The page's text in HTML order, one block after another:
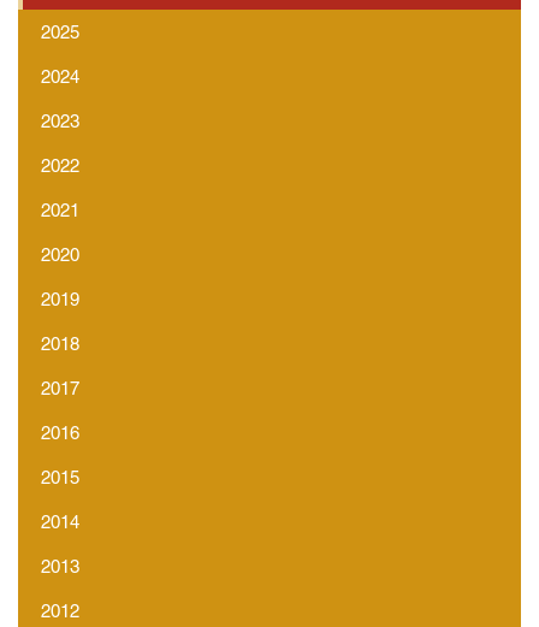
2025
2024
2023
2022
2021
2020
2019
2018
2017
2016
2015
2014
2013
2012